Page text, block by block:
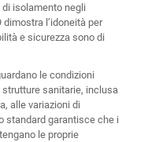
isolamento negli
l’idoneità per
e sicurezza sono di
le condizioni
sanitarie, inclusa
alle variazioni di
standard garantisce che i
le proprie